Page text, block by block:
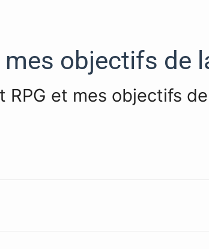
objectifs de
et mes objectifs